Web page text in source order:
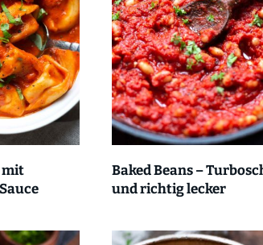
mit
Baked Beans –
und richtig lecker